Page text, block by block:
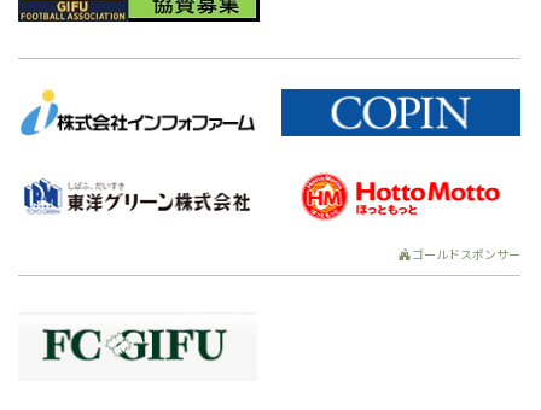
ゴールドスポンサー